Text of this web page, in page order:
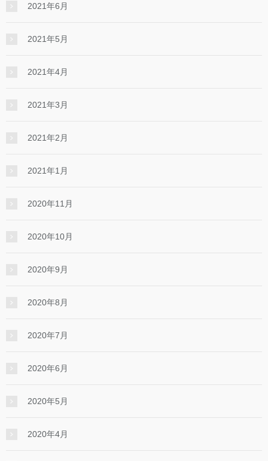
2021年6月
2021年5月
2021年4月
2021年3月
2021年2月
2021年1月
2020年11月
2020年10月
2020年9月
2020年8月
2020年7月
2020年6月
2020年5月
2020年4月